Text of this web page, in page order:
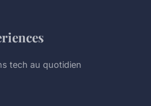
tech au quotidien